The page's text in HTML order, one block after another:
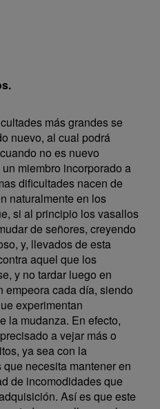
más grandes se
nuevo, al cual podrá
no es nuevo
miembro incorporado a
dificultades nacen de
naturalmente en los
si al principio los vasallos
de señores, creyendo
y, llevados de esta
aquel que los
y no tardar luego en
empeora cada día, siendo
experimentan
la mudanza. En efecto,
a vejar más o
ya sea con la
necesita mantener en
de incomodidades que
Así es que este